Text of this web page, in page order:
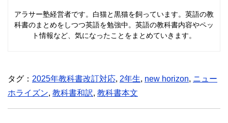
アラサー塾経営者です。白猫と黒猫を飼っています。英語の教
科書のまとめをしつつ英語を勉強中。英語の教科書内容やペッ
ト情報など、気になったことをまとめていきます。
タグ： 2025年教科書改訂対応, 2年生, new horizon, ニュー
ホライズン, 教科書和訳, 教科書本文